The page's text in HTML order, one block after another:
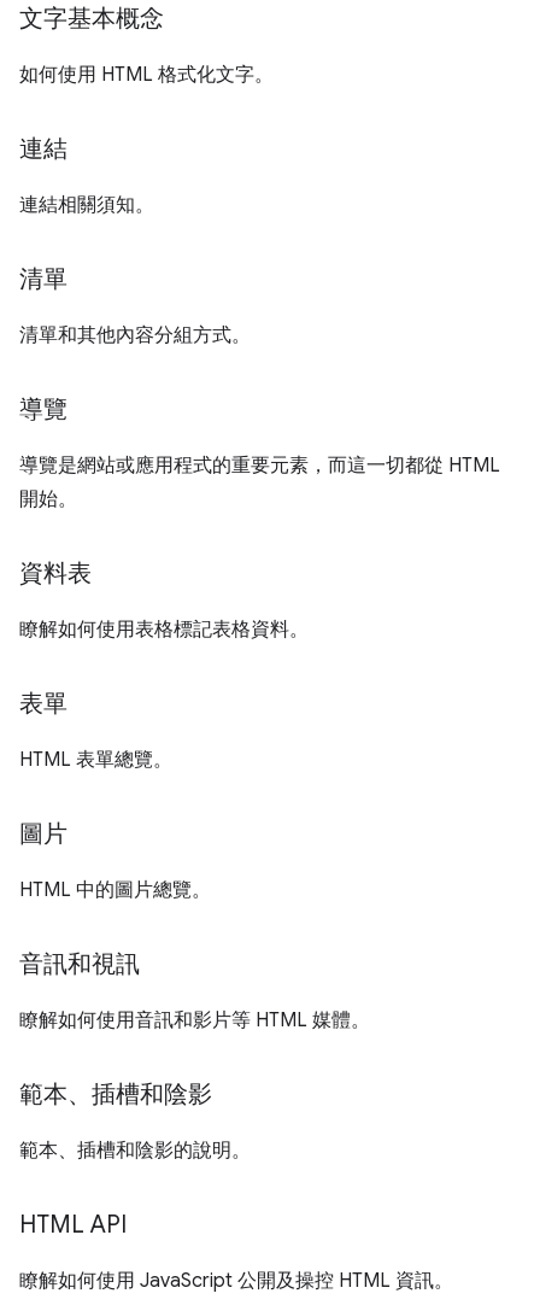
文字基本概念
如何使用 HTML 格式化文字。
連結
連結相關須知。
清單
清單和其他內容分組方式。
導覽
導覽是網站或應用程式的重要元素，而這一切都從 HTML
開始。
資料表
瞭解如何使用表格標記表格資料。
表單
HTML 表單總覽。
圖片
HTML 中的圖片總覽。
音訊和視訊
瞭解如何使用音訊和影片等 HTML 媒體。
範本、插槽和陰影
範本、插槽和陰影的說明。
HTML API
瞭解如何使用 JavaScript 公開及操控 HTML 資訊。